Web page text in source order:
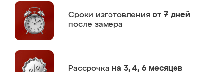
Сроки изготовления от 7 дней
после замера
Рассрочка на 3, 4, 6 месяцев